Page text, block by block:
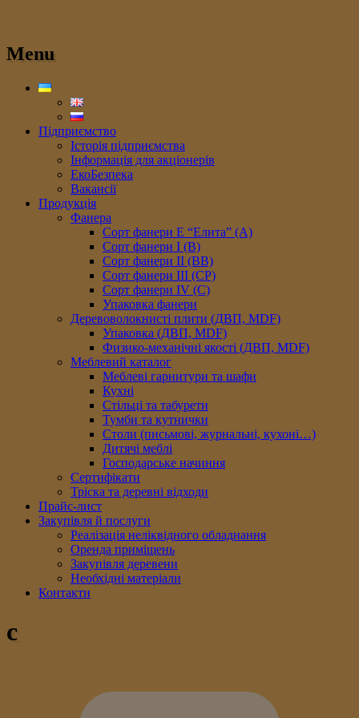
Menu
Підприємство
Історія підприємства
Інформація для акціонерів
ЕкоБезпека
Вакансії
Продукція
Фанера
Сорт фанери E “Елита” (A)
Сорт фанери I (В)
Сорт фанери II (ВB)
Сорт фанери III (CP)
Сорт фанери IV (C)
Упаковка фанери
Деревоволокнисті плити (ДВП, MDF)
Упаковка (ДВП, MDF)
Физико-механічні якості (ДВП, MDF)
Меблевий каталог
Меблеві гарнитури та шафи
Кухні
Стільці та табурети
Тумби та кутнички
Столи (письмові, журнальні, кухоні…)
Дитячі меблі
Господарське начиння
Сертифікати
Тріска та деревні відходи
Прайс-лист
Закупівля й послуги
Реалізація неліквідного обладнання
Оренда приміщень
Закупівля деревени
Необхідні матеріали
Контакти
c